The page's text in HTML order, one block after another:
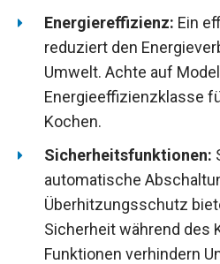
Energiereffizienz: Ein
reduziert den
Umwelt. Achte auf
Energieeffizienzklasse
Kochen.
Sicherheitsfunktionen:
automatische
Überhitzungsschutz
Sicherheit während des
Funktionen verhindern